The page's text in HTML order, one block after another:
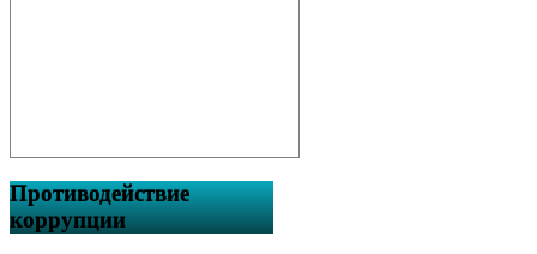
Противодействие
коррупции